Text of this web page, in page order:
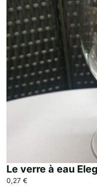
Le verre à eau
0,27 €